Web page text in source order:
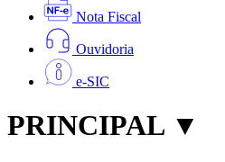
Nota Fiscal
Ouvidoria
e-SIC
PRINCIPAL ▼